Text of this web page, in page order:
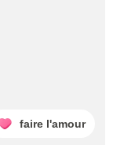
faire l'amour